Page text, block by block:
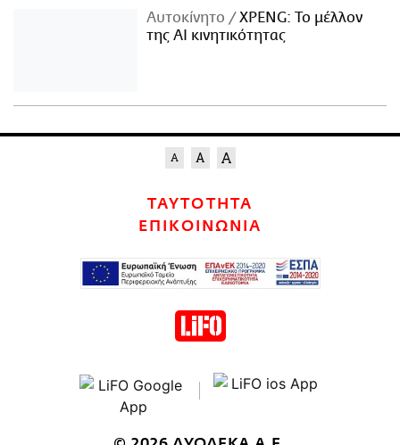
Αυτοκίνητο
XPENG: Το μέλλον
της AI κινητικότητας
ΤΑΥΤΟΤΗΤΑ
ΕΠΙΚΟΙΝΩΝΙΑ